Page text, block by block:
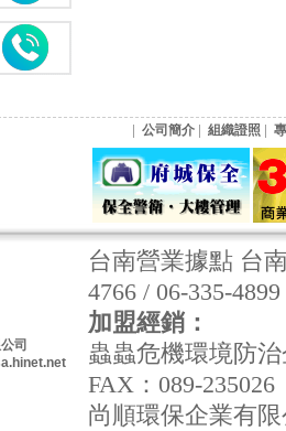
| 公司簡介 | 組織證照 |
司
台南營業據點 台
4766 / 06-335-
加盟經銷：
蟲蟲危機環境防
FAX：089-235026
尚順環保企業有